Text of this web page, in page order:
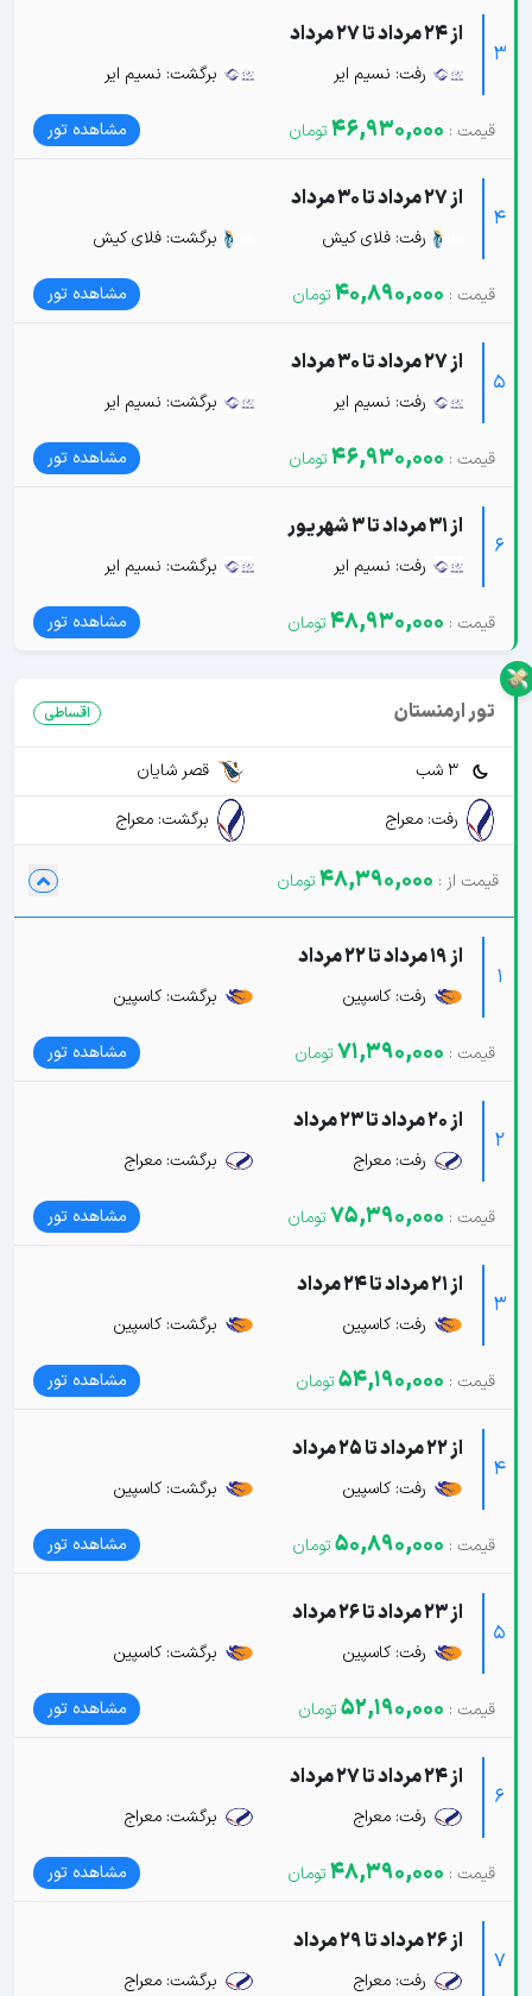
3
از 24 مرداد تا 27 مرداد
رفت: نسیم ایر برگشت: نسیم ایر
46,930,000 مشاهده تور
4
از 27 مرداد تا 30 مرداد
رفت: فلای کیش برگشت: فلای کیش
40,890,000 مشاهده تور
5
از 27 مرداد تا 30 مرداد
رفت: نسیم ایر برگشت: نسیم ایر
46,930,000 مشاهده تور
6
از 31 مرداد تا 3 شهریور
رفت: نسیم ایر برگشت: نسیم ایر
48,930,000 مشاهده تور
تور ارمنستان اقساطی
3 شب
قصر شایان
رفت: معراج
برگشت: معراج
48,390,000
1
از 19 مرداد تا 22 مرداد
رفت: کاسپین برگشت: کاسپین
71,390,000 مشاهده تور
2
از 20 مرداد تا 23 مرداد
رفت: معراج برگشت: معراج
75,390,000 مشاهده تور
3
از 21 مرداد تا 24 مرداد
رفت: کاسپین برگشت: کاسپین
54,190,000 مشاهده تور
4
از 22 مرداد تا 25 مرداد
رفت: کاسپین برگشت: کاسپین
50,890,000 مشاهده تور
5
از 23 مرداد تا 26 مرداد
رفت: کاسپین برگشت: کاسپین
52,190,000 مشاهده تور
6
از 24 مرداد تا 27 مرداد
رفت: معراج برگشت: معراج
48,390,000 مشاهده تور
7
از 26 مرداد تا 29 مرداد
رفت: معراج برگشت: معراج